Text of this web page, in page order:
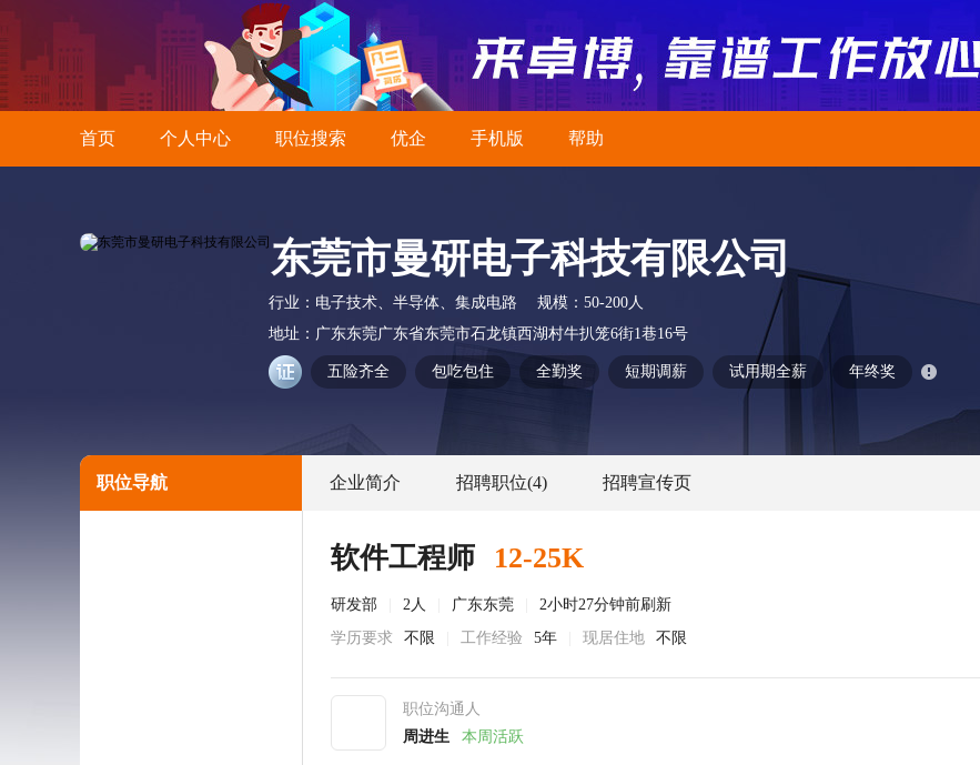
首页 个人中心 职位搜索 优企 手机版 帮助
东莞市曼研电子科技有限公司
行业： 电子技术、半导体、集成电路 规模： 50-200人
地址： 广东东莞广东省东莞市石龙镇西湖村牛扒笼6街1巷16号
五险齐全 包吃包住 全勤奖 短期调薪 试用期全薪 年终奖
职位导航 企业简介 招聘职位(4) 招聘宣传页
软件工程师 12-25K
研发部 2人 广东东莞
2小时27分钟前刷新
学历要求
不限 工作经验 5年 现居住地 不限
职位沟通人
周进生
本周活跃